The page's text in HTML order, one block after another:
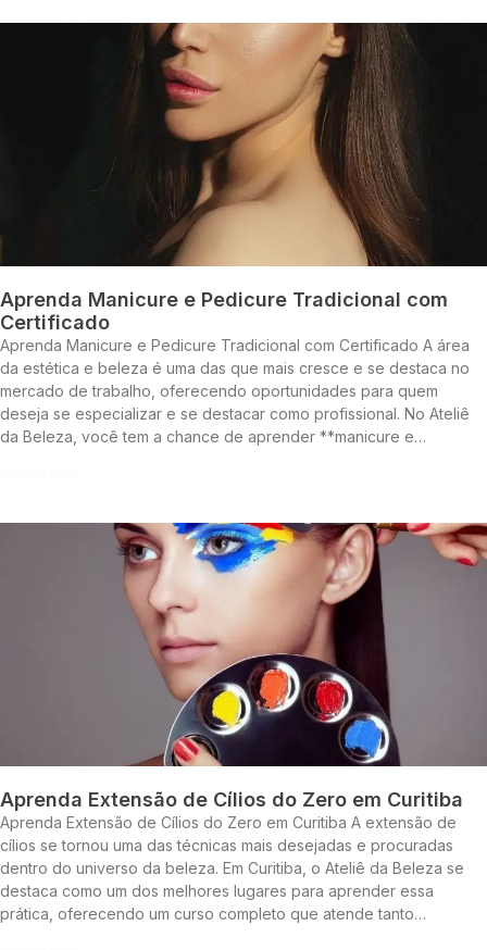
Aprenda Manicure e Pedicure Tradicional com
Certificado
Aprenda Manicure e Pedicure Tradicional com Certificado A área
da estética e beleza é uma das que mais cresce e se destaca no
mercado de trabalho, oferecendo oportunidades para quem
deseja se especializar e se destacar como profissional. No Ateliê
da Beleza, você tem a chance de aprender **manicure e…
Aprenda Extensão de Cílios do Zero em Curitiba
Aprenda Extensão de Cílios do Zero em Curitiba A extensão de
cílios se tornou uma das técnicas mais desejadas e procuradas
dentro do universo da beleza. Em Curitiba, o Ateliê da Beleza se
destaca como um dos melhores lugares para aprender essa
prática, oferecendo um curso completo que atende tanto…